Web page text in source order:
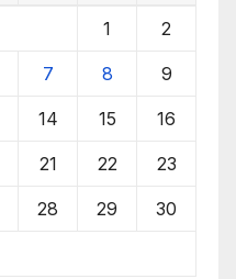
1 2
7 8 9
14 15 16
21 22 23
28 29 30